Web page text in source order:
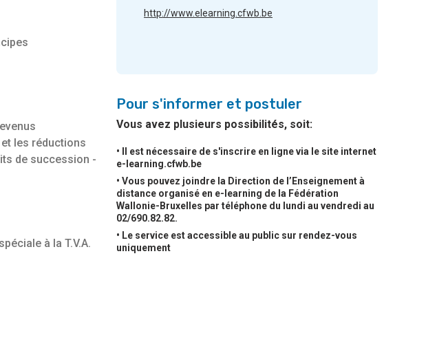
les réductions
de succession -
à la T.V.A.
http://www.elearning.cfwb.be
Pour s'informer et postuler
Vous avez plusieurs possibilités, soit:
• Il est nécessaire de s'inscrire en ligne via le site internet
e-learning.cfwb.be
• Vous pouvez joindre la Direction de l’Enseignement à
distance organisé en e-learning de la Fédération
Wallonie-Bruxelles par téléphone du lundi au vendredi au
02/690.82.82.
• Le service est accessible au public sur rendez-vous
uniquement